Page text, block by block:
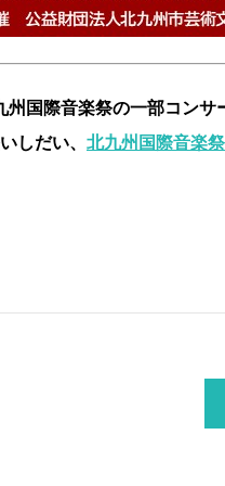
州国際音楽祭の一部コンサ
しだい、 北九州国際音楽